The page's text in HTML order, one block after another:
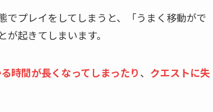
でプレイをしてしまうと、「うまく移動がで
起きてしまいます。
時間が長くなってしまったり、 クエストに失